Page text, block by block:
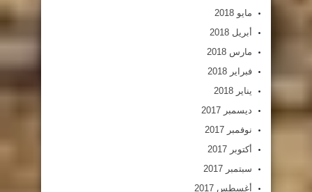
مايو 2018
أبريل 2018
مارس 2018
فبراير 2018
يناير 2018
ديسمبر 2017
نوفمبر 2017
أكتوبر 2017
سبتمبر 2017
أغسطس 2017